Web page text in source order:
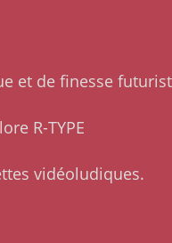
et de finesse
R-TYPE
vidéoludiques.